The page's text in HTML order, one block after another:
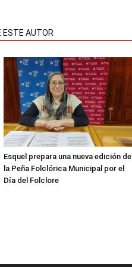
ESTE AUTOR
Esquel prepara una nueva edición de
la Peña Folclórica Municipal por el
Día del Folclore